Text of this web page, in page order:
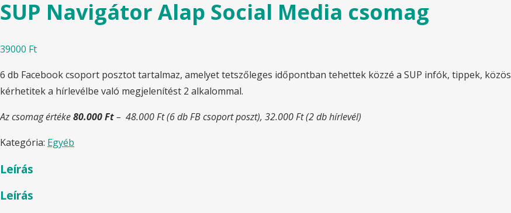
SUP Navigátor Alap Social Media csomag
39000 Ft
6 db Facebook csoport posztot tartalmaz, amelyet tetszőleges időpontban tehettek közzé a SUP infók, tippek,
kérhetitek a hírlevélbe való megjelenítést 2 alkalommal.
Az csomag értéke80.000 Ft– 48.000 Ft (6 db FB csoport poszt), 32.000 Ft (2 db hírlevél)
Kategória: Egyéb
Leírás
Leírás